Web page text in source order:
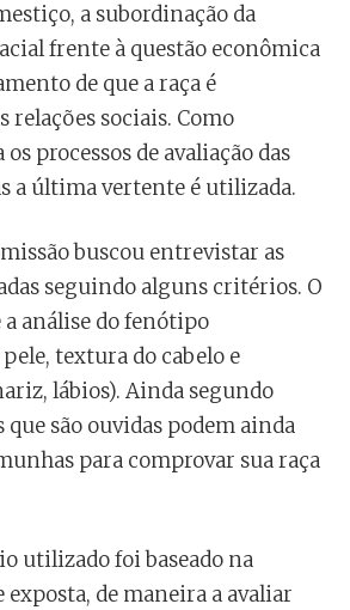
a subordinação da
frente à questão econômica
de que a raça é
relações sociais. Como
processos de avaliação das
a última vertente é utilizada.
buscou entrevistar as
seguindo alguns critérios. O
análise do fenótipo
textura do cabelo e
lábios). Ainda segundo
que são ouvidas podem ainda
para comprovar sua raça
utilizado foi baseado na
de maneira a avaliar